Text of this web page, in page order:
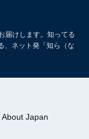
届けします。知ってる
、ネット発「知ら（な
About Japan